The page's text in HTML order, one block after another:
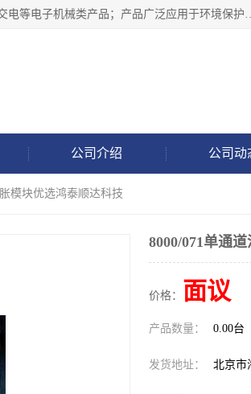
北京鸿泰顺达科技有限公司主要经营电子产品、机械设备、通讯设备、五金、交电等电子机械类产品；产品广泛应用于环境保护、石油化工
公司介绍 公司动
模块优选鸿泰顺达科技
8000/071单通
价格： 面议
产品数量： 0.00台
发货地址： 北京市